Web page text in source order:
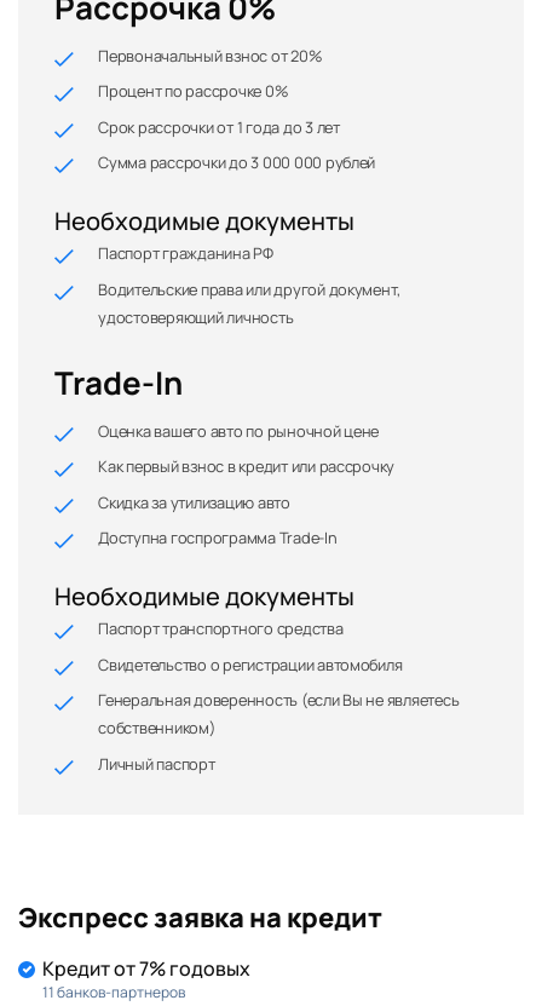
Первоначальный взнос от 20%
Процент по рассрочке 0%
Срок рассрочки от 1 года до 3 лет
Сумма рассрочки до 3 000 000 рублей
Необходимые документы
Паспорт гражданина РФ
Водительские права или другой документ,
удостоверяющий личность
Trade-In
Оценка вашего авто по рыночной цене
Как первый взнос в кредит или рассрочку
Скидка за утилизацию авто
Доступна госпрограмма Trade-In
Необходимые документы
Паспорт транспортного средства
Свидетельство о регистрации автомобиля
Генеральная доверенность (если Вы не являетесь
собственником)
Личный паспорт
Экспресс заявка на кредит
Кредит от 7% годовых
11 банков-партнеров